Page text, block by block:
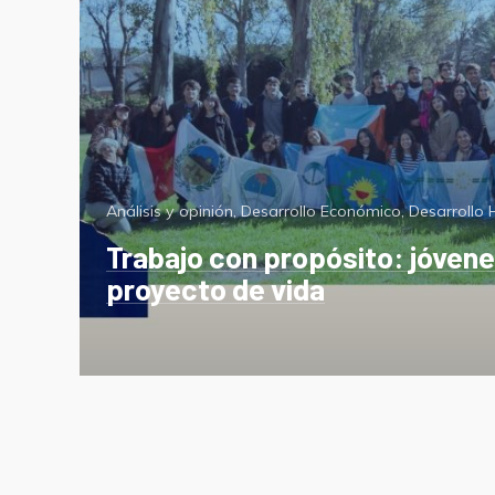
Categorías
Análisis y opinión,Desarrollo Económico,Desarrollo
Trabajo con propósito:
proyecto de vida